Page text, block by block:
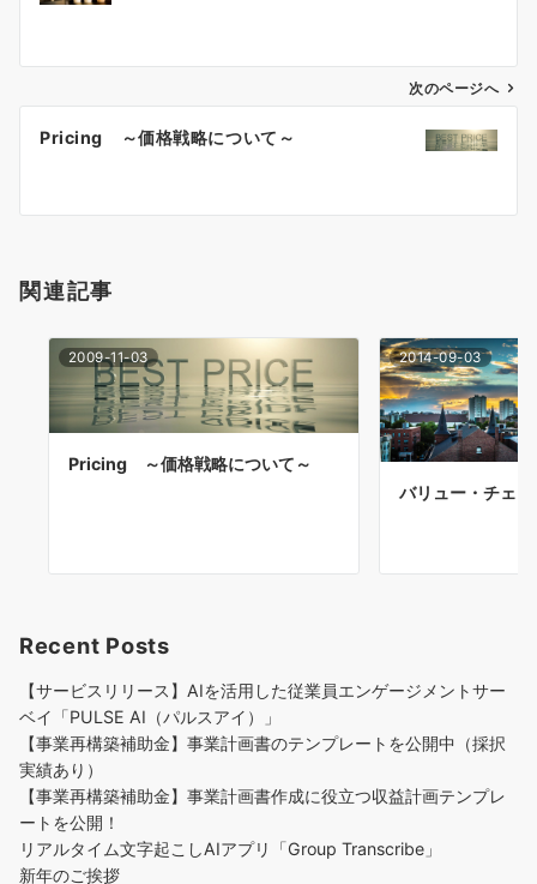
ン
次のページへ
Pricing ～価格戦略について～
関連記事
2009-11-03
Pricing ～価格戦略について～
2014-09-03
バリュー・チェ
Recent Posts
【サービスリリース】AIを活用した従業員エンゲージメントサー
ベイ「PULSE AI（パルスアイ）」
【事業再構築補助金】事業計画書のテンプレートを公開中（採択
実績あり）
【事業再構築補助金】事業計画書作成に役立つ収益計画テンプレ
ートを公開！
リアルタイム文字起こしAIアプリ「Group Transcribe」
新年のご挨拶